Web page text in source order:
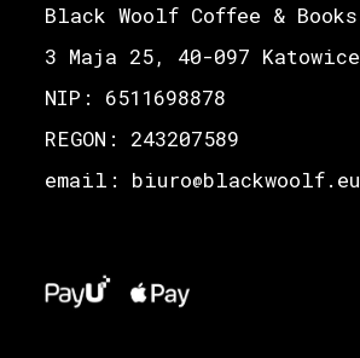
Black Woolf Coffee & Books
3 Maja 25, 40-097 Katowice
NIP: 6511698878
REGON: 243207589
email: biuro@blackwoolf.eu